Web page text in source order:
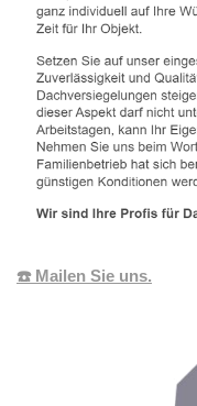
☎️ Mailen Sie uns.